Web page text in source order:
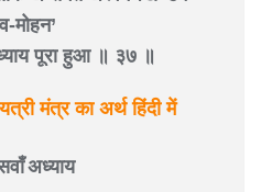
मोहन’
पूरा हुआ ॥ ३७ ॥
मंत्र का अर्थ हिंदी में
अध्याय